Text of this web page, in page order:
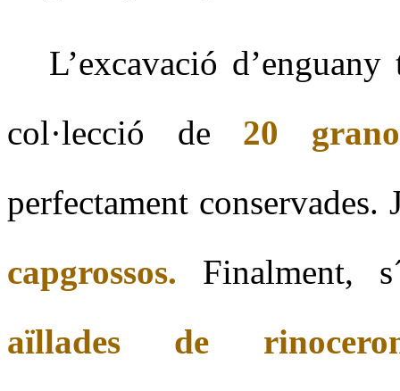
L’excavació
col·lecció de 20
perfectament conservades.
capgrossos. Finalment,
aïllades de